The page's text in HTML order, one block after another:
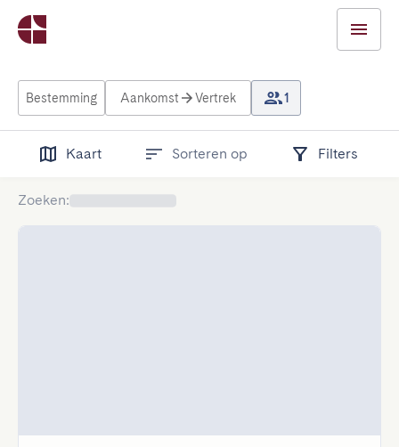
Bestemming Aankomst Vertrek 1
Kaart Sorteren op Filters
Zoeken: